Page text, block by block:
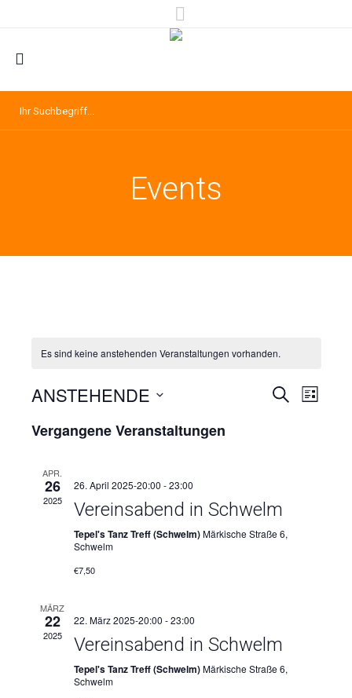
Events
Es sind keine anstehenden Veranstaltungen vorhanden.
SUCHE
LISTE
ANSTEHENDE
wählen.
Vergangene Veranstaltungen
APR.
26
2025
26. April 2025-20:00 -23:00
Vereinsabend in Schwelm
Tepel's Tanz Treff (Schwelm)Märkische Straße 6,
Schwelm
€7,50
MÄRZ
22
2025
22. März 2025-20:00 -23:00
Vereinsabend in Schwelm
Tepel's Tanz Treff (Schwelm)Märkische Straße 6,
Schwelm